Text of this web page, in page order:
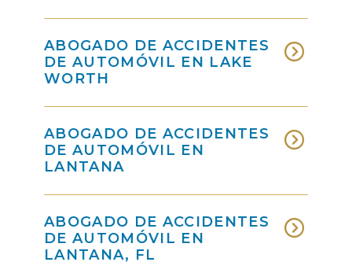
ABOGADO DE ACCIDENTES
DE AUTOMÓVIL EN LAKE
WORTH
ABOGADO DE ACCIDENTES
DE AUTOMÓVIL EN
LANTANA
ABOGADO DE ACCIDENTES
DE AUTOMÓVIL EN
LANTANA, FL